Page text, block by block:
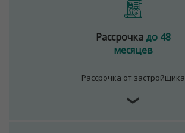
Рассрочкадо 48
месяцев
Рассрочка от застройщика
❯